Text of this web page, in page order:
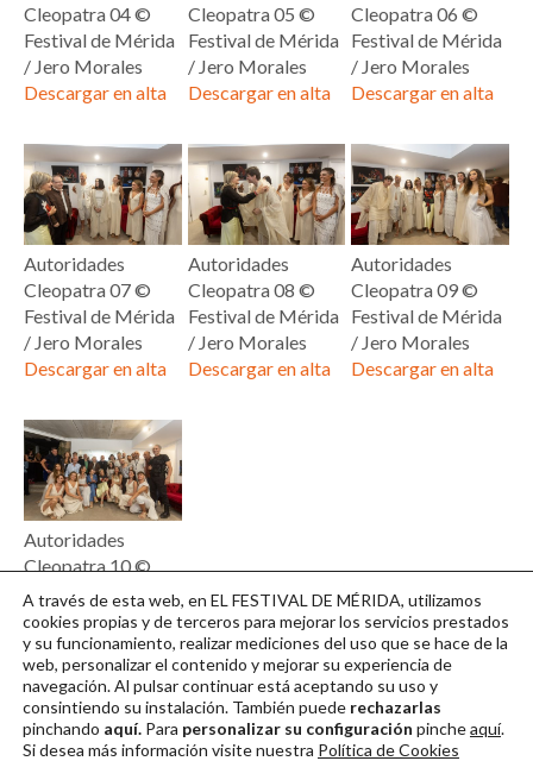
Cleopatra 04 ©
Festival de Mérida
/ Jero Morales
Descargar en alta
Cleopatra 05 ©
Festival de Mérida
/ Jero Morales
Descargar en alta
Cleopatra 06 ©
Festival de Mérida
/ Jero Morales
Descargar en alta
Autoridades
Cleopatra 07 ©
Festival de Mérida
/ Jero Morales
Descargar en alta
Autoridades
Cleopatra 08 ©
Festival de Mérida
/ Jero Morales
Descargar en alta
Autoridades
Cleopatra 09 ©
Festival de Mérida
/ Jero Morales
Descargar en alta
Autoridades
Cleopatra 10 ©
Festival de Mérida
/ Jero Morales
Descargar en alta
A través de esta web, en EL FESTIVAL DE MÉRIDA, utilizamos
cookies propias y de terceros para mejorar los servicios prestados
y su funcionamiento, realizar mediciones del uso que se hace de la
web, personalizar el contenido y mejorar su experiencia de
navegación. Al pulsar continuarestá aceptando su uso y
consintiendo su instalación. También puede rechazarlas
pinchando aquí. Para personalizar su configuración pincheaquí.
Si desea más información visite nuestra Política de Cookies